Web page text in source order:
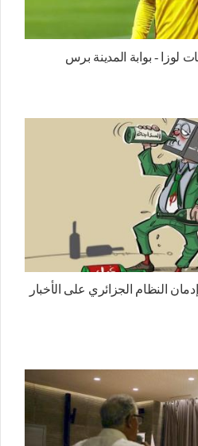
لوزا - بوابة المدينة برس
النظام الجزائري على الأخبار